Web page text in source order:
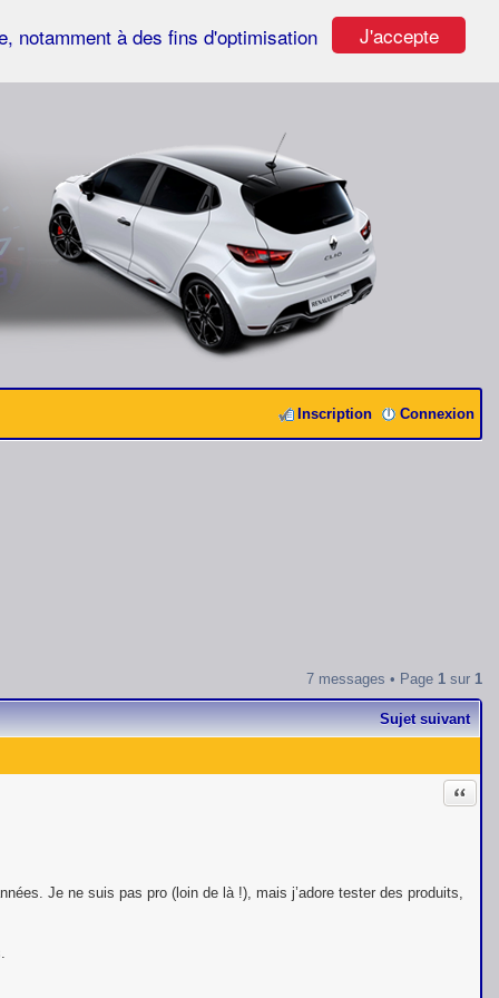
J'accepte
notamment à des fins d'optimisation
Connexion
Inscription
7 messages • Page 1 sur 1
Sujet suivant
Je ne suis pas pro (loin de là !), mais j’adore tester des produits,